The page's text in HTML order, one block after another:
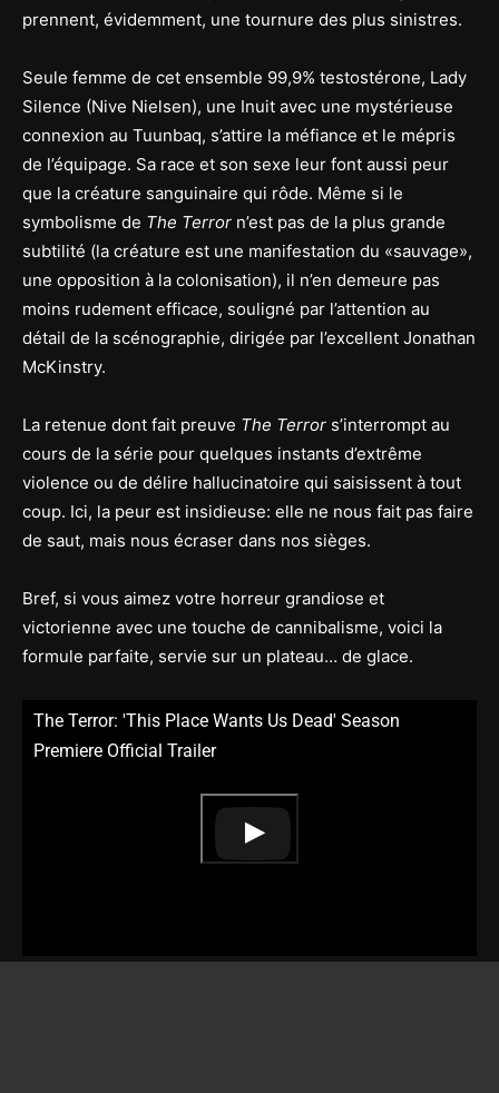
prennent, évidemment, une tournure des plus sinistres.
Seule femme de cet ensemble 99,9% testostérone, Lady
Silence (Nive Nielsen), une Inuit avec une mystérieuse
connexion au Tuunbaq, s’attire la méfiance et le mépris
de l’équipage. Sa race et son sexe leur font aussi peur
que la créature sanguinaire qui rôde. Même si le
symbolisme de The Terror n’est pas de la plus grande
subtilité (la créature est une manifestation du «sauvage»,
une opposition à la colonisation), il n’en demeure pas
moins rudement efficace, souligné par l’attention au
détail de la scénographie, dirigée par l’excellent Jonathan
McKinstry.
La retenue dont fait preuve The Terror s’interrompt au
cours de la série pour quelques instants d’extrême
violence ou de délire hallucinatoire qui saisissent à tout
coup. Ici, la peur est insidieuse: elle ne nous fait pas faire
de saut, mais nous écraser dans nos sièges.
Bref, si vous aimez votre horreur grandiose et
victorienne avec une touche de cannibalisme, voici la
formule parfaite, servie sur un plateau… de glace.
The Terror: 'This Place Wants Us Dead' Season
Premiere Official Trailer